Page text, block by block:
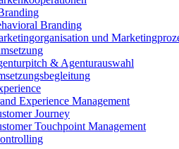
Branding
und
& Agenturauswahl
Experience Management
Journey
Touchpoint Management